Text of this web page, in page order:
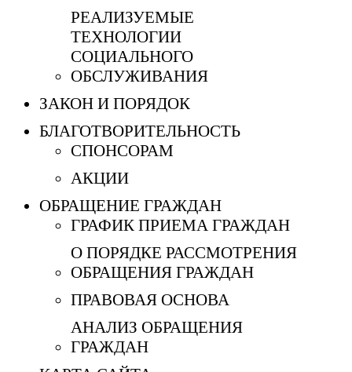
РЕАЛИЗУЕМЫЕ
ТЕХНОЛОГИИ
СОЦИАЛЬНОГО
ОБСЛУЖИВАНИЯ
ЗАКОН И ПОРЯДОК
БЛАГОТВОРИТЕЛЬНОСТЬ
СПОНСОРАМ
АКЦИИ
ОБРАЩЕНИЕ ГРАЖДАН
ГРАФИК ПРИЕМА ГРАЖДАН
О ПОРЯДКЕ РАССМОТРЕНИЯ
ОБРАЩЕНИЯ ГРАЖДАН
ПРАВОВАЯ ОСНОВА
АНАЛИЗ ОБРАЩЕНИЯ
ГРАЖДАН